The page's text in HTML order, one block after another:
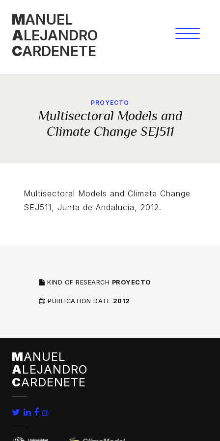
content
MANUEL
ALEJANDRO
CARDENETE
PROYECTO
Multisectoral Models and
Climate Change SEJ511
Multisectoral Models and Climate Change
SEJ511, Junta de Andalucía, 2012.
KIND OF RESEARCH PROYECTO
PUBLICATION DATE 2012
MANUEL
ALEJANDRO
CARDENETE